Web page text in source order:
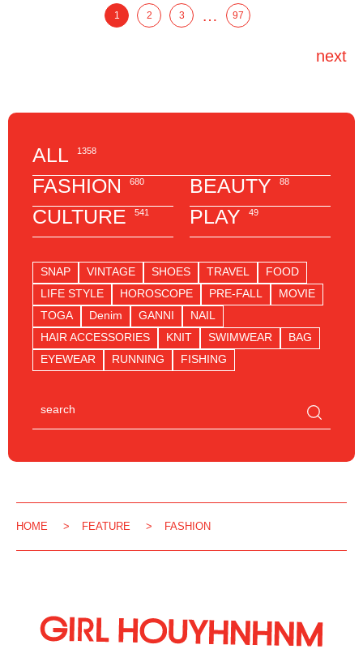
1 2 3 … 97
next
ALL 1358
FASHION 680 BEAUTY 88
CULTURE 541 PLAY 49
SNAP VINTAGE SHOES TRAVEL
FOOD
LIFE STYLE
HOROSCOPE PRE-FALL
MOVIE
TOGA
Denim GANNI
NAIL
HAIR ACCESSORIES
KNIT SWIMWEAR
BAG
EYEWEAR
RUNNING FISHING
HOME FEATURE FASHION